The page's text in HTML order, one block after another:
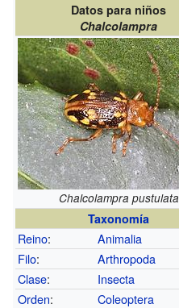
Datos para niños
Chalcolampra
Chalcolampra pustulata
Taxonomía
Reino:
Animalia
Filo:
Arthropoda
Clase:
Insecta
Orden:
Coleoptera